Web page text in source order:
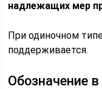
надлежащих мер
При одиночном
поддерживается.
Обозначение